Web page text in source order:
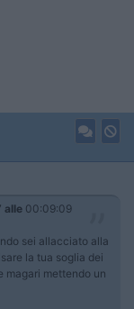
alle 00:09:09
sei allacciato alla
la tua soglia dei
magari mettendo un